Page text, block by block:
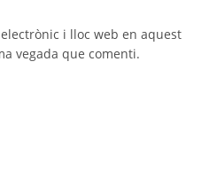
i lloc web en aquest
vegada que comenti.